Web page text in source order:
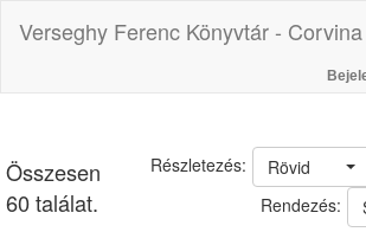
Verseghy Ferenc Könyvtár -
Összesen
60 találat.
Rövid
Részletezés:
Rendezés: